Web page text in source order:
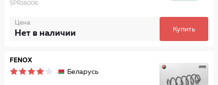
SPR16006
Цена
Нет в наличии Купить
FENOX
Беларусь